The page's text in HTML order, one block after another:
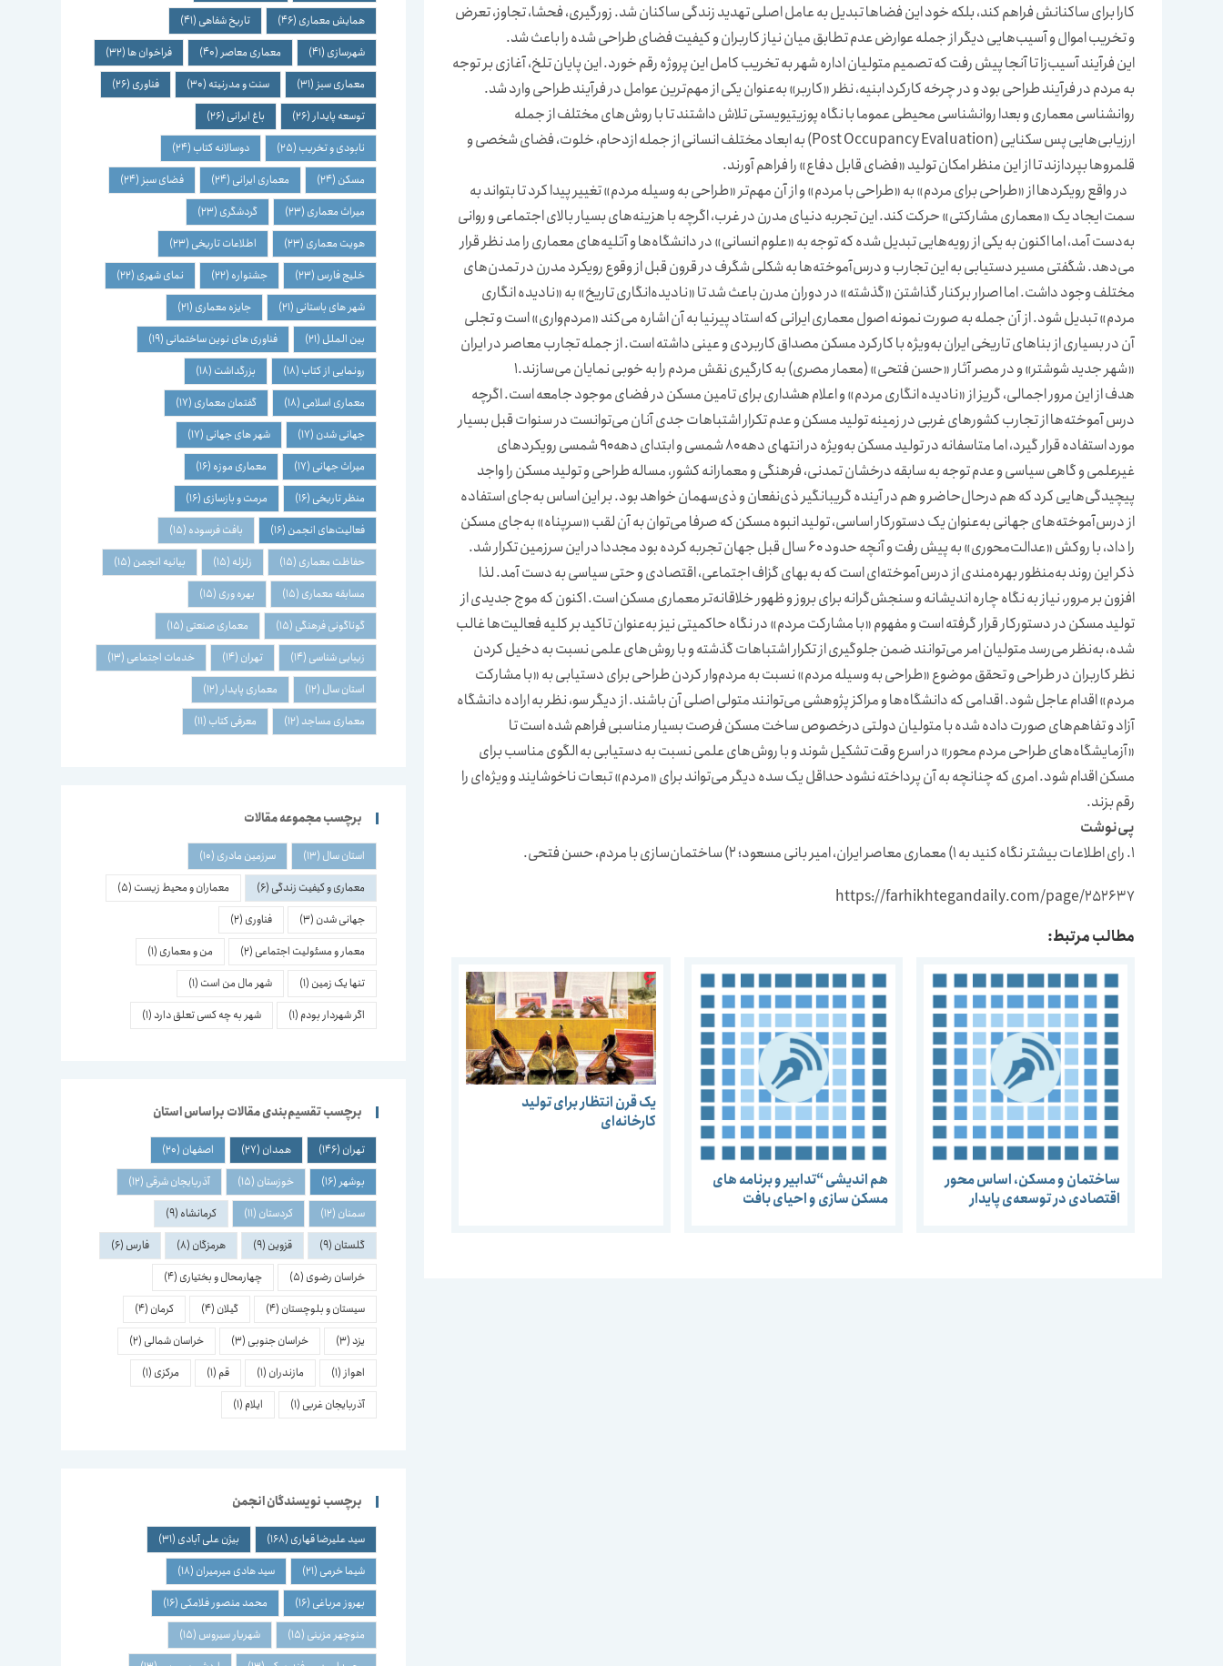
کارا برای ساکنانش فراهم کند، بلکه خود این فضاها تبدیل به عامل اصلی تهدید زندگی ساکنان شد. زورگیری، فحشا، تجاوز، تعرض
و تخریب اموال و آسیب‌هایی دیگر از جمله عوارض عدم تطابق میان نیاز کاربران و کیفیت فضای طراحی شده را باعث شد.
این فرآیند آسیب‌زا تا آنجا پیش رفت که تصمیم متولیان اداره شهر به تخریب کامل این پروژه رقم خورد. این پایان تلخ، آغازی بر توجه
به مردم در فرآیند طراحی بود و در چرخه کارکرد ابنیه، نظر «کاربر» به‌عنوان یکی از مهم‌ترین عوامل در فرآیند طراحی وارد شد.
روانشناسی معماری و بعدا روانشناسی محیطی عموما با نگاه پوزیتیویستی تلاش داشتند تا با روش‌های مختلف از جمله
ارزیابی‌هایی پس سکنایی (Post Occupancy Evaluation) به ابعاد مختلف انسانی از جمله ازدحام، خلوت، فضای شخصی و
قلمروها بپردازند تا از این منظر امکان تولید «فضای قابل دفاع» را فراهم آورند.
در واقع رویکردها از «طراحی برای مردم» به «طراحی با مردم» و از آن مهم‌تر «طراحی به وسیله مردم» تغییر پیدا کرد تا بتواند به
سمت ایجاد یک «معماری مشارکتی» حرکت کند. این تجربه دنیای مدرن در غرب، اگرچه با هزینه‌های بسیار بالای اجتماعی و روانی
به‌دست آمد، اما اکنون به یکی از رویه‌هایی تبدیل شده که توجه به «علوم انسانی» در دانشگاه‌ها و آتلیه‌های معماری را مد نظر قرار
می‌دهد. شگفتی مسیر دستیابی به این تجارب و درس‌آموخته‌ها به شکلی شگرف در قرون قبل از وقوع رویکرد مدرن در تمدن‌های
مختلف وجود داشت. اما اصرار برکنار گذاشتن «گذشته» در دوران مدرن باعث شد تا «نادیده‌انگاری تاریخ» به «نادیده انگاری
مردم» تبدیل شود. از آن جمله به صورت نمونه اصول معماری ایرانی که استاد پیرنیا به آن اشاره می‌کند «مردم‌واری» است و تجلی
آن در بسیاری از بناهای تاریخی ایران به‌ویژه با کارکرد مسکن مصداق کاربردی و عینی داشته است. از جمله تجارب معاصر در ایران
«شهر جدید شوشتر» و در مصر آثار «حسن فتحی» (معمار مصری) به کارگیری نقش مردم را به خوبی نمایان می‌سازند.۱
هدف از این مرور اجمالی، گریز از «نادیده انگاری مردم» و اعلام هشداری برای تامین مسکن در فضای موجود جامعه است. اگرچه
درس آموخته‌ها از تجارب کشورهای غربی در زمینه تولید مسکن و عدم تکرار اشتباهات جدی آنان می‌توانست در سنوات قبل بسیار
مورد استفاده قرار گیرد، اما متاسفانه در تولید مسکن به‌ویژه در انتهای دهه ۸۰ شمسی و ابتدای دهه ۹۰ شمسی رویکردهای
غیرعلمی و گاهی سیاسی و عدم توجه به سابقه درخشان تمدنی، فرهنگی و معمارانه کشور، مساله طراحی و تولید مسکن را واجد
پیچیدگی‌هایی کرد که هم درحال‌حاضر و هم در آینده گریبانگیر ذی‌نفعان و ذی‌سهمان خواهد بود. بر این اساس به‌جای استفاده
از درس‌آموخته‌های جهانی به‌عنوان یک دستورکار اساسی، تولید انبوه مسکن که صرفا می‌توان به آن لقب «سرپناه» به‌جای مسکن
را داد، با روکش «عدالت‌محوری» به پیش رفت و آنچه حدود 60 سال قبل جهان تجربه کرده بود مجددا در این سرزمین تکرار شد.
ذکر این روند به‌منظور بهره‌مندی از درس‌آموخته‌‌ای است که به بهای گزاف اجتماعی، اقتصادی و حتی سیاسی به دست آمد. لذا
افزون بر مرور، نیاز به نگاه چاره‌ اندیشانه و سنجش‌گرانه برای بروز و ظهور خلاقانه‌تر معماری مسکن است. اکنون که موج جدیدی از
تولید مسکن در دستورکار قرار گرفته است و مفهوم «با مشارکت مردم» در نگاه حاکمیتی نیز به‌عنوان تاکید بر کلیه فعالیت‌ها غالب
شده، به‌نظر می‌رسد متولیان امر می‌توانند ضمن جلوگیری از تکرار اشتباهات گذشته و با روش‌های علمی نسبت به دخیل کردن
نظر کاربران در طراحی و تحقق موضوع «طراحی به وسیله مردم» نسبت به مردم‌وار کردن طراحی برای دستیابی به «با مشارکت
مردم» اقدام عاجل شود. اقدامی که دانشگاه‌ها و مراکز پژوهشی می‌توانند متولی اصلی آن باشند. از دیگر سو، نظر به اراده دانشگاه
آزاد و تفاهم‌های صورت داده شده با متولیان دولتی درخصوص ساخت مسکن فرصت بسیار مناسبی فراهم شده است تا
«آزمایشگاه‌های طراحی مردم محور» در اسرع وقت تشکیل شوند و با روش‌های علمی نسبت به دستیابی به الگوی مناسب برای
مسکن اقدام شود. امری که چنانچه به آن پرداخته نشود حداقل یک سده دیگر می‌تواند برای «مردم» تبعات ناخوشایند و ویژه‌ای را
رقم بزند.
پی‌نوشت
1. رای اطلاعات بیشتر نگاه کنید به 1) معماری معاصر ایران، امیر بانی مسعود؛ ۲) ساختمان‌سازی با مردم، حسن فتحی.
https://farhikhtegandaily.com/page/252637
مطالب مرتبط:
ساختمان و مسکن، اساس محور
اقتصادی در توسعه‌ی پایدار
هم اندیشی “تدابیر و برنامه های
مسکن سازی و احیای بافت
یک قرن انتظار برای تولید
کارخانه‌ای
همایش معماری (46) تاریخ شفاهی (41)
شهرسازی (41) معماری معاصر (40) فراخوان ها(32)
معماری سبز (31) سنت و مدرنیته (30) فناوری (26)
توسعه پایدار (26) باغ ایرانی (26)
نابودی و تخریب (25) دوسالانه کتاب (24)
مسکن (24) معماری ایرانی (24) فضای سبز (24)
میراث معماری (23) گردشگری (23)
هویت معماری (23) اطلاعات تاریخی (23)
خلیج فارس (23) جشنواره (22) نمای شهری (22)
شهر های باستانی (21) جایزه معماری (21)
بین الملل (21) فناوری های نوین ساختمانی (19)
رونمایی از کتاب (18) بزرگداشت (18)
معماری اسلامی (18) گفتمان معماری (17)
جهانی شدن (17) شهر های جهانی (17)
میراث جهانی (17) معماری موزه (16)
منظر تاریخی (16) مرمت و بازسازی (16)
فعالیت‌های انجمن (16) بافت فرسوده (15)
حفاظت معماری (15) زلزله (15) بیانیه انجمن (15)
مسابقه معماری (15) بهره وری (15)
گوناگونی فرهنگی (15) معماری صنعتی (15)
زیبایی شناسی (14) تهران (14) خدمات اجتماعی (13)
استان سال (12) معماری پایدار (12)
معماری مساجد(12) معرفی کتاب (11)
برچسب مجموعه مقالات
استان سال (13) سرزمین مادری (10)
معماری و کیفیت زندگی (6) معماران و محیط زیست (5)
جهانی شدن (3) فناوری (2)
معمار و مسئولیت اجتماعی (2) من و معماری (1)
تنها یک زمین (1) شهر مال من است (1)
اگر شهردار بودم (1) شهر به چه کسی تعلق دارد(1)
برچسب تقسیم‌بندی مقالات براساس استان
تهران (146) همدان (27) اصفهان (20)
بوشهر (16) خوزستان (15) آذربایجان شرقی (12)
سمنان (12) کردستان (11) کرمانشاه (9)
گلستان (9) قزوین (9) هرمزگان (8) فارس (6)
خراسان رضوی (5) چهارمحال و بختیاری (4)
سیستان و بلوچستان (4) گیلان (4) کرمان (4)
یزد(3) خراسان جنوبی (3) خراسان شمالی (2)
اهواز (1) مازندران (1) قم (1) مرکزی (1)
آذربایجان غربی (1) ایلام (1)
برچسب نویسندگان انجمن
سید علیرضا قهاری (168) بیژن علی آبادی (31)
شیما خرمی (21) سید هادی میرمیران (18)
بهروز مرباغی (16) محمد منصور فلامکی (16)
منوچهر مزینی (15) شهریار سیروس (15)